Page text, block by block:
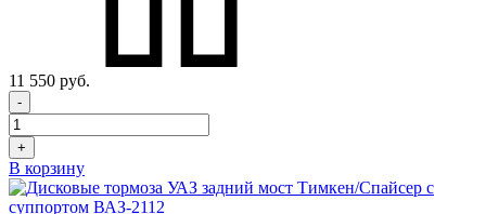
11 550 руб.
-
+
В корзину